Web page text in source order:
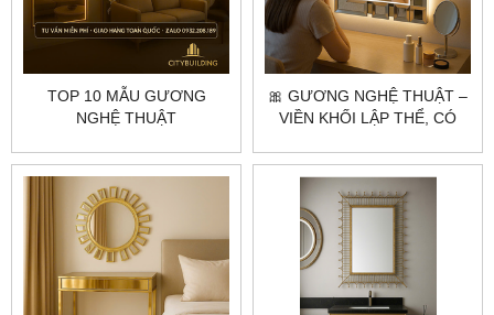
TOP 10 MẪU GƯƠNG
NGHỆ THUẬT
CHUỘNG NHẤT NĂM
🎀 GƯƠNG NGHỆ THUẬT –
VIỀN KHỐI LẬP THỂ, CÓ